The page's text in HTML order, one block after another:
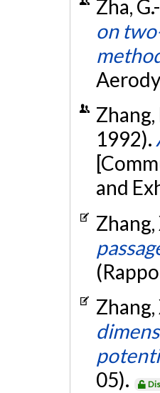
Zha,
on
Zhang,
1992).
and
Zhang,
Zhang,
05).